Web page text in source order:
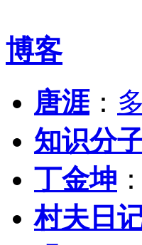
博客
唐涯：
知识分
丁金坤 ：
村夫日